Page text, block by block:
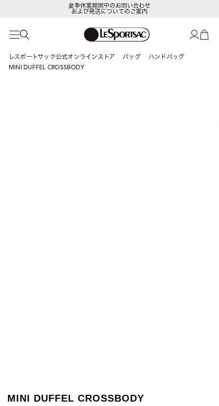
夏季休業期間中のお問い合わせ
および発送についてのご案内
レスポートサック公式オンラインストア バッグ
ハンドバッグ
MINI DUFFEL CROSSBODY
MINI DUFFEL CROSSBODY